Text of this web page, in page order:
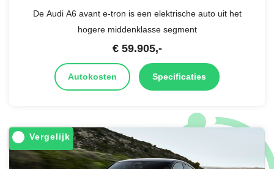
De Audi A6 avant e-tron is een elektrische auto uit het
hogere middenklasse segment
€ 59.905,-
Autokosten Specificaties
Vergelijk